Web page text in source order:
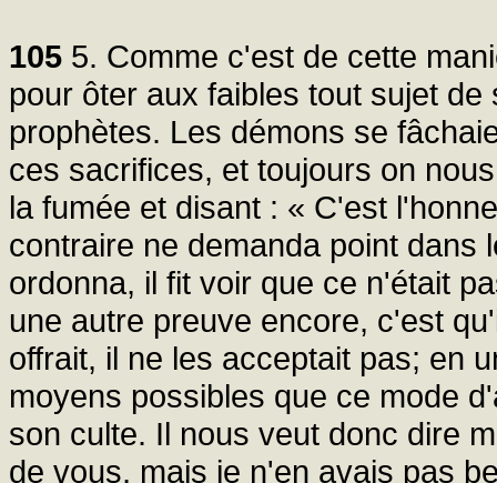
105 5. Comme c'est de cette
pour ôter aux faibles tout sujet
prophètes. Les démons se
ces sacrifices, et toujours on
la fumée et disant : « C'est
contraire ne demanda point dans
ordonna, il fit voir que ce n'était
une autre preuve encore, c'est
offrait, il ne les acceptait pas; en
moyens possibles que ce mode
son culte. Il nous veut donc dire
de vous, mais je n'en avais pas